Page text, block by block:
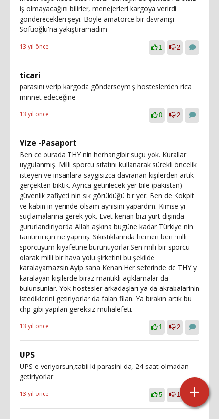
iş olmayacağını bilirler, menejerleri kargoya verirdi
gönderecekleri şeyi. Böyle amatörce bir davranışı
Sofuoğlu'na yakıştıramadım
13 yıl önce 1 2
ticari
parasını verip kargoda gönderseymiş hosteslerden rica
minnet edeceğine
13 yıl önce 0 2
Vize -Pasaport
Ben ce burada THY nin herhangibir suçu yok. Kurallar
uygulanmış. Milli sporcu sıfatını kullanarak sürekli öncelik
isteyen ve insanlara saygisizca davranan kişilerden artık
gerçekten bıktık. Ayrıca getirilecek yer bile (pakistan)
güvenlik zafiyeti nin sık görüldüğü bir yer. Ben de Kokpit
ve kabin in yerinde olsam aynısını yapardım. Kimse yi
suçlamalarına gerek yok. Evet kenan bizi yurt dışında
gururlandiriyorda Allah aşkına bugüne kadar Türkiye nin
tanıtımı için ne yapmış. Sikistiklarinda hemen ben milli
sporcuyum kıyafetine bürünüyorlar.Sen milli bir sporcu
olarak milli bir hava yolu şirketini bu şekilde
karalayamazsin.Ayip sana Kenan.Her seferinde de THY yi
karalayan kişilerde biraz mantıklı açıklamalar da
bulunsunlar. Yok hostesler arkadaşları ya da akrabalarinin
istediklerini getiriyorlar da falan filan. Ya bırakın artık bu
chp gibi yapilan gereksiz muhalefeti.
13 yıl önce 1 2
UPS
UPS e veriyorsun,tabii ki parasini da, 24 saat olmadan
getiriyorlar
13 yıl önce 5 1